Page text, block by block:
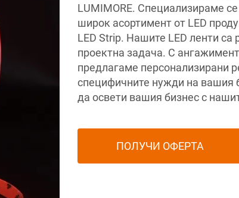
LUMIMORE. Специализираме
широк асортимент от LED
LED Strip. Нашите LED ленти са
проектна задача. С
предлагаме персонализирани
специфичните нужди на вашия
да освети вашия бизнес с
ПОЛУЧИ ОФЕРТА